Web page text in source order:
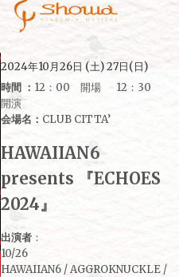
2024年10月26日 (土) 27日(日)
時間 ： 12：00 開場 12：30
開演
会場名： CLUB CITTA’
HAWAIIAN6
presents 『ECHOES
2024』
出演者 ：
10/26
HAWAIIAN6 / AGGROKNUCKLE /